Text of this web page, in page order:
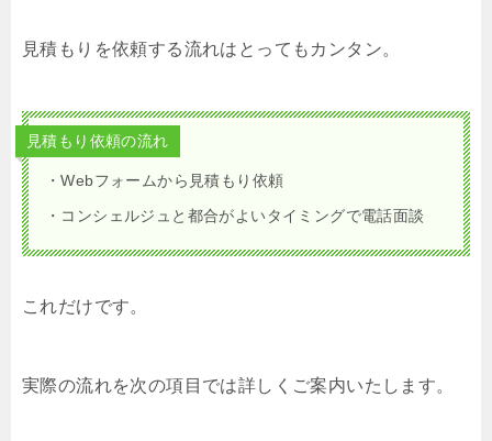
見積もりを依頼する流れはとってもカンタン。
見積もり依頼の流れ
・Webフォームから見積もり依頼
・コンシェルジュと都合がよいタイミングで電話面談
これだけです。
実際の流れを次の項目では詳しくご案内いたします。